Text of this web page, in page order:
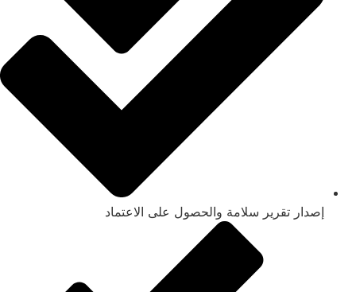
إصدار تقرير سلامة والحصول على الاعتماد